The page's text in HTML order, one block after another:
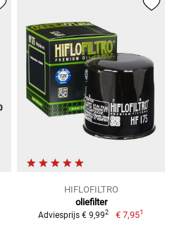
HIFLOFILTRO
oliefilter
Adviesprijs € 9,992 € 7,951